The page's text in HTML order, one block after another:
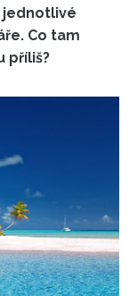
jednotlivé
Co tam
příliš?